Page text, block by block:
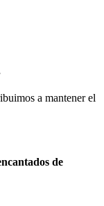
a mantener el
de